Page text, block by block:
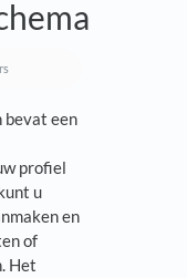
bevat een
profiel
u
en
of
Het